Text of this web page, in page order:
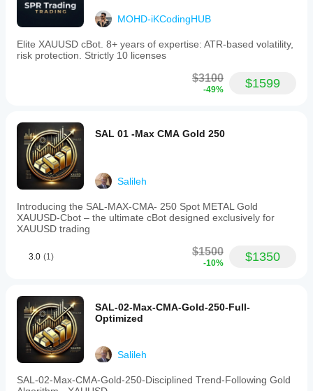
MOHD-iKCodingHUB
Elite XAUUSD cBot. 8+ years of expertise: ATR-based volatility,
risk protection. Strictly 10 licenses
$3100
-49% $1599
SAL 01 -Max CMA Gold 250
Salileh
Introducing the SAL-MAX-CMA- 250 Spot METAL Gold
XAUUSD-Cbot – the ultimate cBot designed exclusively for
XAUUSD trading
3.0 (1) $1500
-10% $1350
SAL-02-Max-CMA-Gold-250-Full-
Optimized
Salileh
SAL-02-Max-CMA-Gold-250-Disciplined Trend-Following Gold